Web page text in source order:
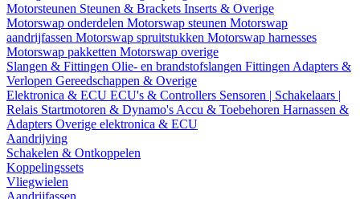
Motorsteunen Steunen & Brackets Inserts & Overige
Motorswap onderdelen Motorswap steunen Motorswap
aandrijfassen Motorswap spruitstukken Motorswap harnesses
Motorswap pakketten Motorswap overige
Slangen & Fittingen Olie- en brandstofslangen Fittingen Adapters &
Verlopen Gereedschappen & Overige
Elektronica & ECU ECU's & Controllers Sensoren | Schakelaars |
Relais Startmotoren & Dynamo's Accu & Toebehoren Harnassen &
Adapters Overige elektronica & ECU
Aandrijving
Schakelen & Ontkoppelen
Koppelingssets
Vliegwielen
Aandrijfassen